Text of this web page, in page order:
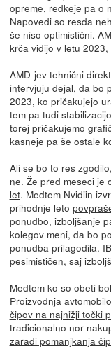
opreme, redkeje pa o
Napovedi so resda
še niso optimistični.
krča vidijo v letu
AMD-jev tehnični
intervjuju dejal, da bo
2023, ko pričakujejo
tem pa tudi
torej pričakujemo
kasneje pa še ostale
Ali se bo to res
ne. Že pred meseci je
let. Medtem Nvidiin
prihodnje leto
ponudbo, izboljšanje
kolegov meni, da bo
ponudba prilagodila.
pesimističen, saj
Medtem ko so obeti
Proizvodnja
čipov na najnižji točki
tradicionalno nor
zaradi pomanjkanja